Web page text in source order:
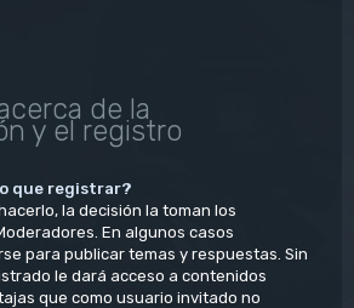
de la
y el registro
que registrar?
la decisión la toman los
En algunos casos
para publicar temas y respuestas. Sin
le dará acceso a contenidos
que como usuario invitado no